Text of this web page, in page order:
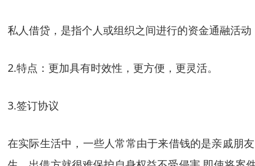
私人借贷，是指个人或组织之间进行的资金通融活
2.特点：更加具有时效性，更方便，更灵活。
3.签订协议
在实际生活中，一些人常常由于来借钱的是亲戚朋